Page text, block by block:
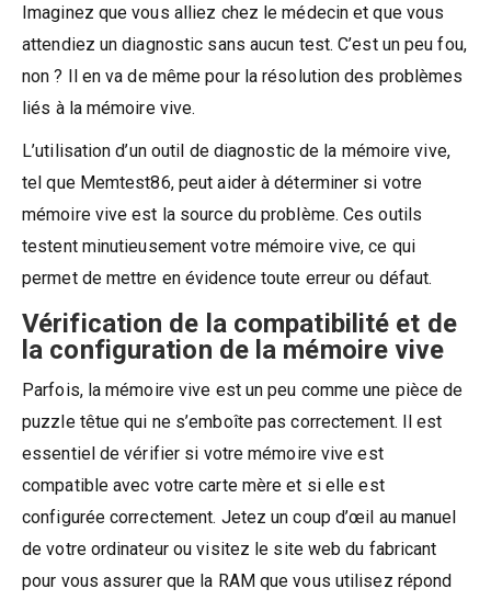
Imaginez que vous alliez chez le médecin et que vous
attendiez un diagnostic sans aucun test. C’est un peu fou,
non ? Il en va de même pour la résolution des problèmes
liés à la mémoire vive.
L’utilisation d’un outil de diagnostic de la mémoire vive,
tel que Memtest86, peut aider à déterminer si votre
mémoire vive est la source du problème. Ces outils
testent minutieusement votre mémoire vive, ce qui
permet de mettre en évidence toute erreur ou défaut.
Vérification de la compatibilité et de
la configuration de la mémoire vive
Parfois, la mémoire vive est un peu comme une pièce de
puzzle têtue qui ne s’emboîte pas correctement. Il est
essentiel de vérifier si votre mémoire vive est
compatible avec votre carte mère et si elle est
configurée correctement. Jetez un coup d’œil au manuel
de votre ordinateur ou visitez le site web du fabricant
pour vous assurer que la RAM que vous utilisez répond